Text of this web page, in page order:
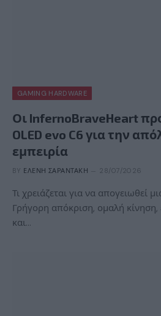
GAMING HARDWARE
Οι InfernoBraveHeart
OLED evo C6 για την
εμπειρία
BY ΕΛΈΝΗ ΣΑΡΑΝΤΆΚΗ 28/07/2026
Τι χρειάζεται για να απογειωθεί
Γρήγορη απόκριση, ομαλή
και…